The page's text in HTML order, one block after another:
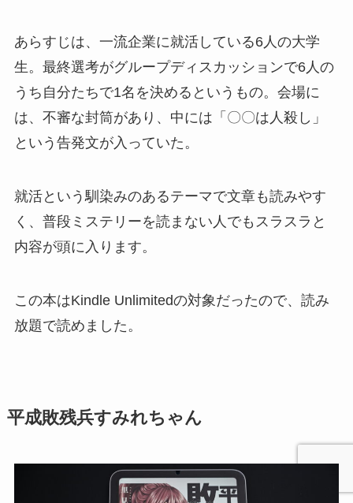
あらすじは、一流企業に就活している6人の大学
生。最終選考がグループディスカッションで6人の
うち自分たちで1名を決めるというもの。会場に
は、不審な封筒があり、中には「〇〇は人殺し」
という告発文が入っていた。
就活という馴染みのあるテーマで文章も読みやす
く、普段ミステリーを読まない人でもスラスラと
内容が頭に入ります。
この本はKindle Unlimitedの対象だったので、読み
放題で読めました。
平成敗残兵すみれちゃん